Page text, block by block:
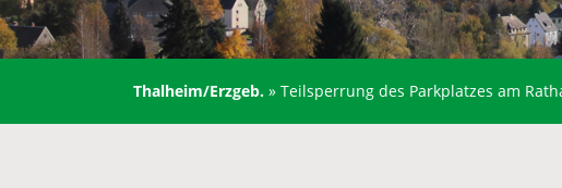
Thalheim/Erzgeb. » Teilsperrung des Parkplatzes am